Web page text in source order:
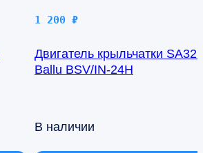
1 200 ₽
Двигатель крыльчатки
Ballu BSV/IN-24H
В наличии